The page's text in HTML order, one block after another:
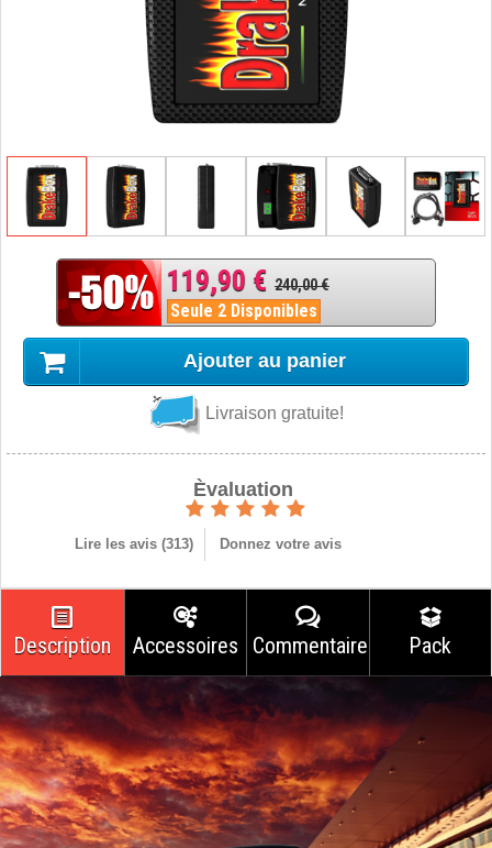
119,90 € 240,00 €
Seule 2 Disponibles
Ajouter au panier
Livraison gratuite!
Èvaluation
Lire les avis (313) Donnez votre avis
Description Accessoires Commentaires Pack